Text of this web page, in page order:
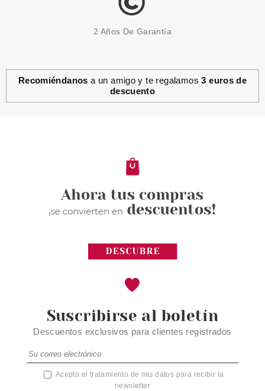
BABARIA
5.99€
2 Años De Garantía
Recomiéndanos a un amigo y te regalamos3 euros de
descuento
Suscribirse al boletín
Descuentos exclusivos para clientes registrados
Acepto el tratamiento de mis datos para recibir la
newsletter